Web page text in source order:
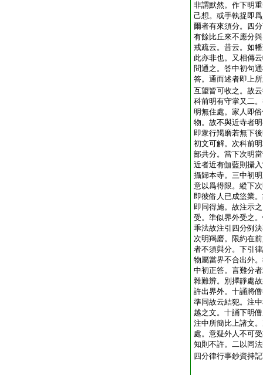
非謂默然。作下明
己想。或手執捉即
爾者有來須分。四
有餘比丘來不應分
戒疏云。昔云。如
此亦非也。又相傳
問通之。答中初句
答。通而述者即上
互望皆可收之。故
科前明有守掌又二
明無住處。家人即
物。故不與近寺者
即衆行羯磨若無下
初文可解。次科前
部共分。當下次明
近者近有伽藍則攝
攝歸本寺。三中初
意以爲得限。縱下
即彼俗人已成盜業
即同得施。故注示
受。準似界外受之
乖法故注引四分例
次明羯磨。限約在
者不須與分。下引
物屬當界不合出外
中初正答。言難分
雜難辨。別擇靜處
許出界外。十誦將
準同故云結犯。注
越之文。十誦下明
注中所簡比上諸文
處。意疑外人不可
知則不許。二以同
四分律行事鈔資持